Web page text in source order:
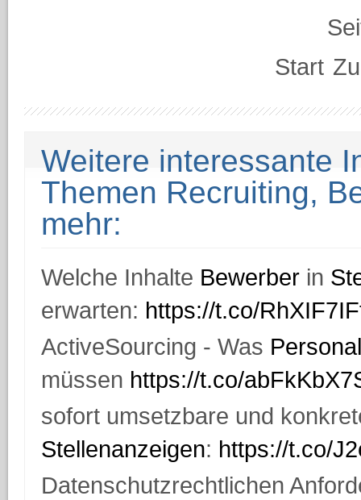
Start
Weitere interessante
Themen Recruiting,
mehr:
Welche Inhalte Bewerber in
erwarten: https://t.co/
ActiveSourcing - Was
müssen https://t.co/
sofort umsetzbare und
Stellenanzeigen: https://t.co/
Datenschutzrechtlichen